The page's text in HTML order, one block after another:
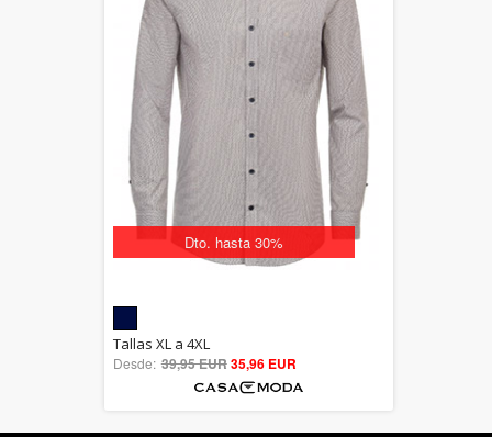
Dto. hasta 30%
5.00
out of 5
Tallas XL a 4XL
Desde: 39,95 EUR35,96 EUR